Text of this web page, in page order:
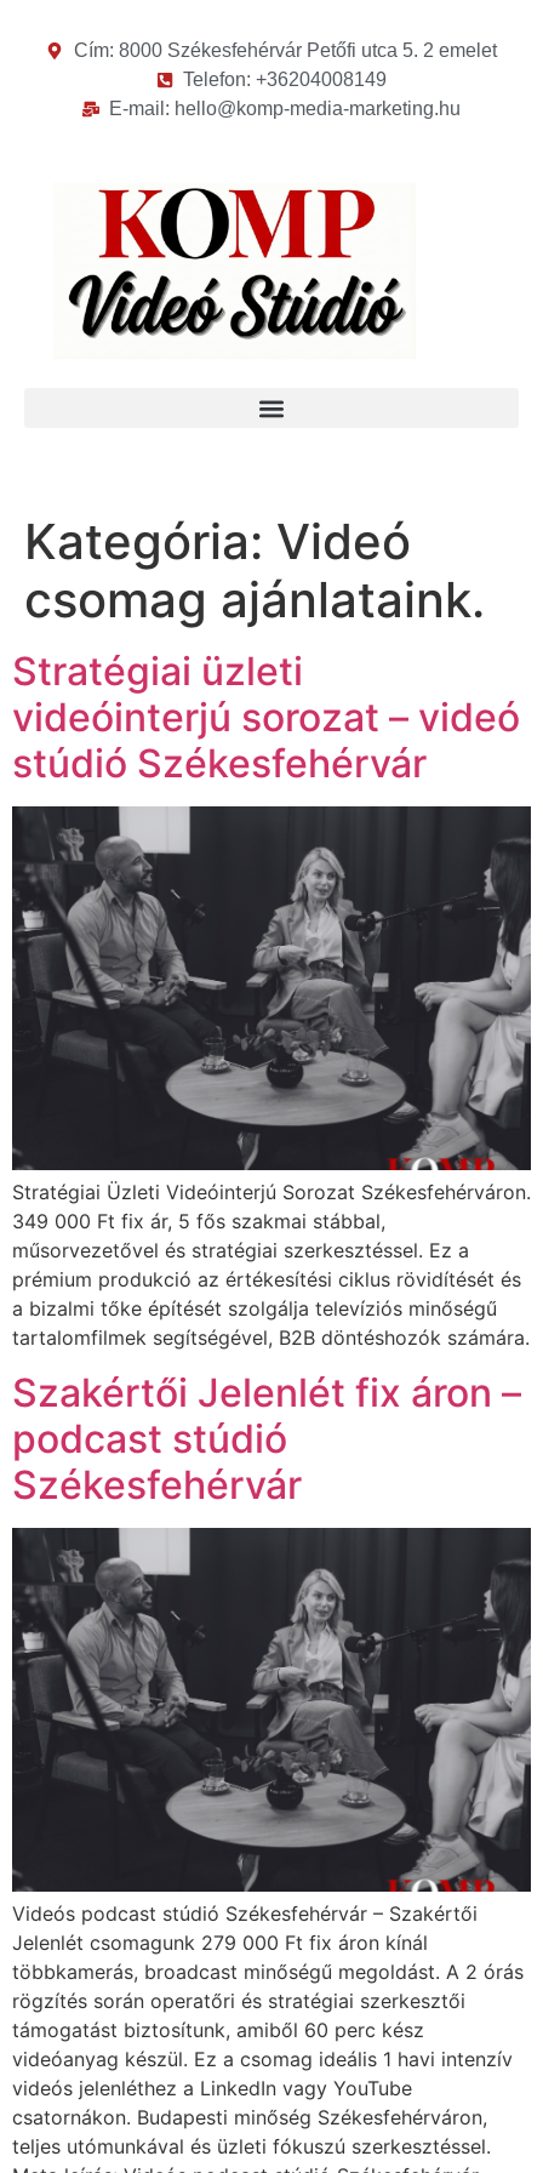
Cím: 8000 Székesfehérvár Petőfi utca 5. 2 emelet
Telefon: +36204008149
E-mail: hello@komp-media-marketing.hu
Kategória: Videó
csomag ajánlataink.
Stratégiai üzleti
videóinterjú sorozat – videó
stúdió Székesfehérvár
Stratégiai Üzleti Videóinterjú Sorozat Székesfehérváron.
349 000 Ft fix ár, 5 fős szakmai stábbal,
műsorvezetővel és stratégiai szerkesztéssel. Ez a
prémium produkció az értékesítési ciklus rövidítését és
a bizalmi tőke építését szolgálja televíziós minőségű
tartalomfilmek segítségével, B2B döntéshozók számára.
Szakértői Jelenlét fix áron –
podcast stúdió
Székesfehérvár
Videós podcast stúdió Székesfehérvár – Szakértői
Jelenlét csomagunk 279 000 Ft fix áron kínál
többkamerás, broadcast minőségű megoldást. A 2 órás
rögzítés során operatőri és stratégiai szerkesztői
támogatást biztosítunk, amiből 60 perc kész
videóanyag készül. Ez a csomag ideális 1 havi intenzív
videós jelenléthez a LinkedIn vagy YouTube
csatornákon. Budapesti minőség Székesfehérváron,
teljes utómunkával és üzleti fókuszú szerkesztéssel.